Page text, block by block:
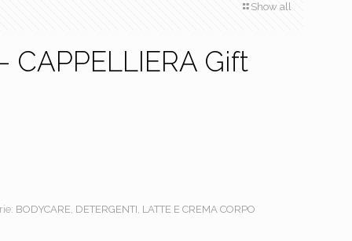
Show all
CAPPELLIERA Gift
BODYCARE, DETERGENTI, LATTE E CREMA CORPO